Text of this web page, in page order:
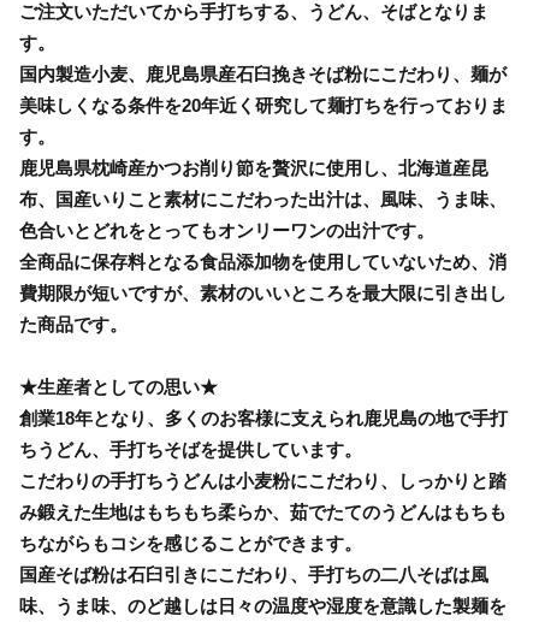
ご注文いただいてから手打ちする、うどん、そばとなりま
す。
国内製造小麦、鹿児島県産石臼挽きそば粉にこだわり、麺が
美味しくなる条件を20年近く研究して麺打ちを行っておりま
す。
鹿児島県枕崎産かつお削り節を贅沢に使用し、北海道産昆
布、国産いりこと素材にこだわった出汁は、風味、うま味、
色合いとどれをとってもオンリーワンの出汁です。
全商品に保存料となる食品添加物を使用していないため、消
費期限が短いですが、素材のいいところを最大限に引き出し
た商品です。
★生産者としての思い★
創業18年となり、多くのお客様に支えられ鹿児島の地で手打
ちうどん、手打ちそばを提供しています。
こだわりの手打ちうどんは小麦粉にこだわり、しっかりと踏
み鍛えた生地はもちもち柔らか、茹でたてのうどんはもちも
ちながらもコシを感じることができます。
国産そば粉は石臼引きにこだわり、手打ちの二八そばは風
味、うま味、のど越しは日々の温度や湿度を意識した製麺を